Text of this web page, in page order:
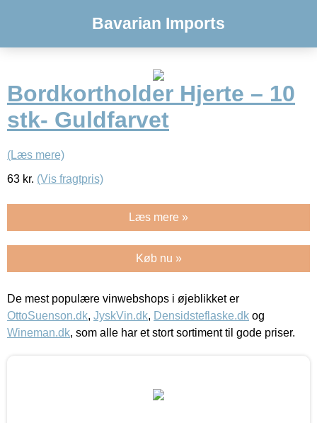
Bavarian Imports
Bordkortholder Hjerte – 10
stk- Guldfarvet
(Læs mere)
63 kr. (Vis fragtpris)
Læs mere »
Køb nu »
De mest populære vinwebshops i øjeblikket er
OttoSuenson.dk, JyskVin.dk, Densidsteflaske.dk og
Wineman.dk, som alle har et stort sortiment til gode priser.